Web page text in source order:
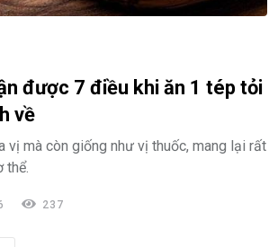
được 7 điều khi ăn 1 tép tỏi
về
vị mà còn giống như vị thuốc, mang lại rất
thể.
237